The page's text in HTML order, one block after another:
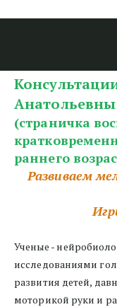
Анатольевны
(страничка
раннего
Развиваем
Ученые -
исследованиями
развития детей,
моторикой руки и